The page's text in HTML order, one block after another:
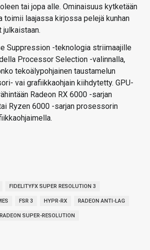
tai jopa alle. Ominaisuus kytketään
toimii laajassa kirjossa pelejä kunhan
julkaistaan.
Suppression -teknologia striimaajille
Processor Selection -valinnalla,
tekoälypohjainen taustamelun
vai grafiikkaohjain kiihdytetty. GPU-
Radeon RX 6000 -sarjan
Ryzen 6000 -sarjan prosessorin
FIDELITYFX SUPER RESOLUTION 3
FSR 3 HYPR-RX RADEON ANTI-LAG
RADEON SUPER-RESOLUTION